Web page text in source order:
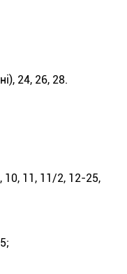
24, 26, 28.
10, 11, 11/2, 12-25,